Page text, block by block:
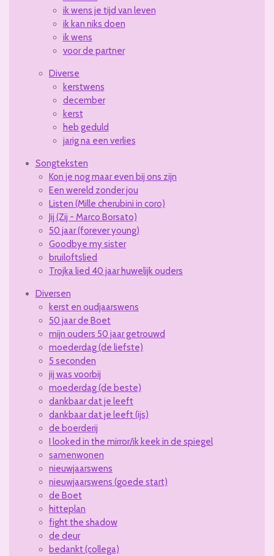
ik wens je tijd van leven
ik kan niks doen
ik wens
voor de partner
Diverse
kerstwens
december
kerst
heb geduld
jarig na een verlies
Songteksten
Kon je nog maar even bij ons zijn
Een wereld zonder jou
Listen (Mille cherubini in coro)
Jij (Zij - Marco Borsato)
50 jaar (forever young)
Goodbye my sister
bruiloftslied
Trojka lied 40 jaar huwelijk ouders
Diversen
kerst en oudjaarswens
50 jaar de Boet
mijn ouders 50 jaar getrouwd
moederdag (de liefste)
5 seconden
jij was voorbij
moederdag (de beste)
dankbaar dat je leeft
dankbaar dat je leeft (ijs)
de boerderij
I looked in the mirror/ik keek in de spiegel
samenwonen
nieuwjaarswens
nieuwjaarswens (goede start)
de Boet
hitteplan
fight the shadow
de deur
bedankt (collega)